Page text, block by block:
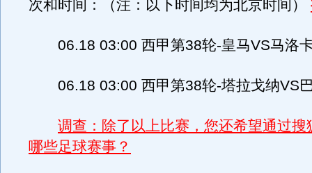
次和时间：（注：以下时间均为北京时间）
06.18 03:00 西甲第38轮-皇马VS马洛
06.18 03:00 西甲第38轮-塔拉戈纳VS
调查：除了以上比赛，您还希望通过搜
哪些足球赛事？